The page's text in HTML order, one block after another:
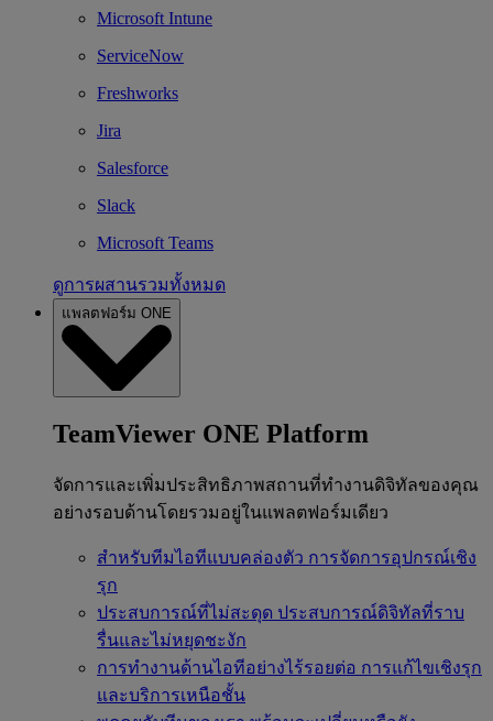
Microsoft Intune
ServiceNow
Freshworks
Jira
Salesforce
Slack
Microsoft Teams
ดูการผสานรวมทั้งหมด
แพลตฟอร์ม ONE
TeamViewer ONE Platform
จัดการและเพิ่มประสิทธิภาพสถานที่ทำงานดิจิทัลของคุณ
อย่างรอบด้านโดยรวมอยู่ในแพลตฟอร์มเดียว
สำหรับทีมไอทีแบบคล่องตัว การจัดการอุปกรณ์เชิง
รุก
ประสบการณ์ที่ไม่สะดุด ประสบการณ์ดิจิทัลที่ราบ
รื่นและไม่หยุดชะงัก
การทำงานด้านไอทีอย่างไร้รอยต่อ การแก้ไขเชิงรุก
และบริการเหนือชั้น